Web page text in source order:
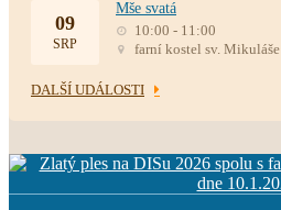
09
SRP
Mše svatá
10:00 - 11:00
farní kostel sv. Mikuláše
DALŠÍ UDÁLOSTI